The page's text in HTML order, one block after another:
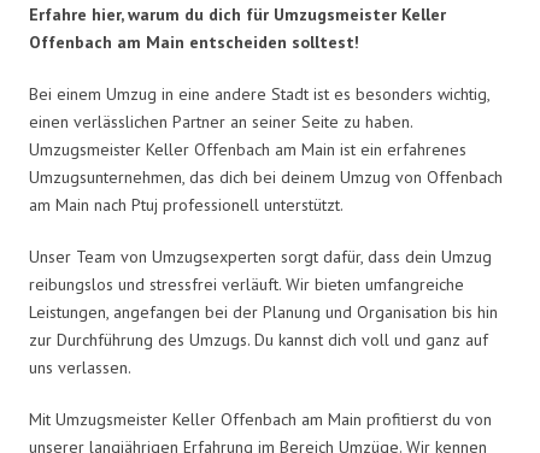
Erfahre hier, warum du dich für Umzugsmeister Keller
Offenbach am Main entscheiden solltest!
Bei einem Umzug in eine andere Stadt ist es besonders wichtig,
einen verlässlichen Partner an seiner Seite zu haben.
Umzugsmeister Keller Offenbach am Main ist ein erfahrenes
Umzugsunternehmen, das dich bei deinem Umzug von Offenbach
am Main nach Ptuj professionell unterstützt.
Unser Team von Umzugsexperten sorgt dafür, dass dein Umzug
reibungslos und stressfrei verläuft. Wir bieten umfangreiche
Leistungen, angefangen bei der Planung und Organisation bis hin
zur Durchführung des Umzugs. Du kannst dich voll und ganz auf
uns verlassen.
Mit Umzugsmeister Keller Offenbach am Main profitierst du von
unserer langjährigen Erfahrung im Bereich Umzüge. Wir kennen